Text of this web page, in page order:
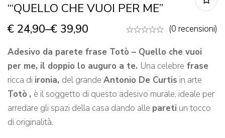
“‘QUELLO CHE VUOI PER ME”
€ 24,90–€ 39,90
(0 recensioni)
Adesivo da parete frase Totò – Quello che vuoi
per me, il doppio lo auguro a te. Una celebre frase
ricca di ironia, del grande Antonio De Curtis in arte
Totò , è il soggetto di questo adesivo murale, ideale per
arredare gli spazi della casa dando alle pareti un tocco
di originalità.